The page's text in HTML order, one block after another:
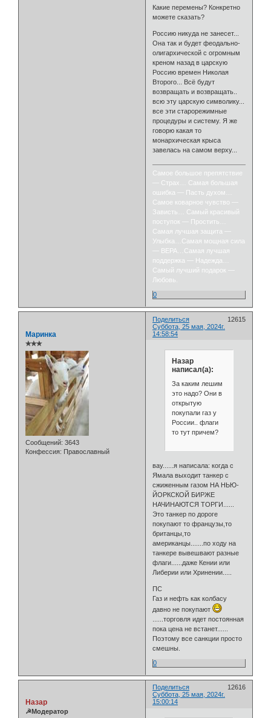
Какие перемены? Конкретно
можете сказать?
Россию никуда не занесет...
Она так и будет феодально-
олигархической с огромным
креном назад в царскую
Россию времен Николая
Второго... Всё будут
возвращать и возвращать..
всю эту царскую символику...
все эти старорежимные
процедуры и систему. Я же
говорю какая то
монархическая крыса
завелась на самом верху...
Самое большое препятствие
— Страх… Самая большая
ошибка — Пасть духом…
Самое коварное чувство —
Зависть… Самый красивый
поступок — Простить…
Самая лучшая защита —
Улыбка…Самая мощная сила
— ВЕРА…Самая лучшая
поддержка — Надежда…
Самый лучший подарок —
Любовь.
0
Поделиться
12615
Суббота, 25 мая, 2024г.
14:58:54
Маринка
✯✯✯
Сообщений: 3643
Конфессия: Православный
Назар
написал(а):
За каким лешим
это надо? Они в
открытую
покупали газ у
России.. флаги
то тут причем?
вау......я написала: когда с
Ямала выходит танкер с
сжиженным газом НА НЬЮ-
ЙОРКСКОЙ БИРЖЕ
НАЧИНАЮТСЯ ТОРГИ......
Это танкер по дороге
покупают то французы,то
британцы,то
американцы.......по ходу на
танкере вывешвают разные
флаги......даже Кении или
Либерии или Хринении.....
ПС
Газ и нефть как колбасу
давно не покупают
......торговля идет постоянная
пока цена не встанет......
Поэтому все санкции просто
смешны.
0
Поделиться
12616
Суббота, 25 мая, 2024г.
15:00:14
Назар
☭Модератор